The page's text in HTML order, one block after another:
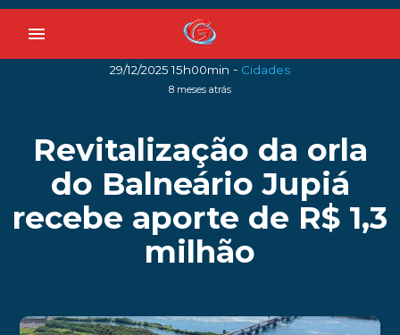
menu
29/12/2025 15h00min - Cidades
8 meses atrás
Revitalização da orla
do Balneário Jupiá
recebe aporte de R$ 1,3
milhão